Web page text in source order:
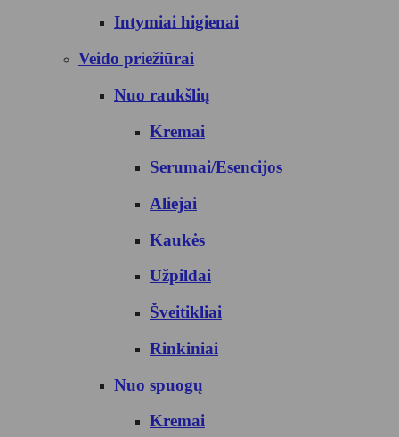
Intymiai higienai
Veido priežiūrai
Nuo raukšlių
Kremai
Serumai/Esencijos
Aliejai
Kaukės
Užpildai
Šveitikliai
Rinkiniai
Nuo spuogų
Kremai